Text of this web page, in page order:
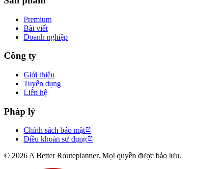
Premium
Bài viết
Doanh nghiệp
Công ty
Giới thiệu
Tuyển dụng
Liên hệ
Pháp lý
Chính sách bảo mật
Điều khoản sử dụng
© 2026 A Better Routeplanner. Mọi quyền được bảo lưu.